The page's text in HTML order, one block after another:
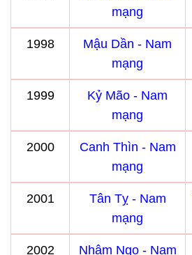
mạng
1998
Mậu Dần - Nam
mạng
1999
Kỷ Mão - Nam
mạng
2000
Canh Thìn - Nam
mạng
2001
Tân Tỵ - Nam
mạng
2002
Nhâm Ngọ - Nam